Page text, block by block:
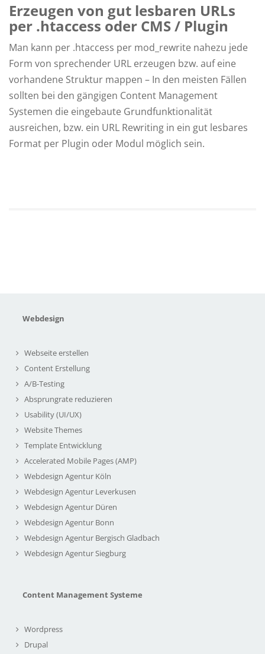
Erzeugen von gut lesbaren URLs
per .htaccess oder CMS / Plugin
Man kann per .htaccess per mod_rewrite nahezu jede
Form von sprechender URL erzeugen bzw. auf eine
vorhandene Struktur mappen – In den meisten Fällen
sollten bei den gängigen Content Management
Systemen die eingebaute Grundfunktionalität
ausreichen, bzw. ein URL Rewriting in ein gut lesbares
Format per Plugin oder Modul möglich sein.
Webdesign
Webseite erstellen
Content Erstellung
A/B-Testing
Absprungrate reduzieren
Usability (UI/UX)
Website Themes
Template Entwicklung
Accelerated Mobile Pages (AMP)
Webdesign Agentur Köln
Webdesign Agentur Leverkusen
Webdesign Agentur Düren
Webdesign Agentur Bonn
Webdesign Agentur Bergisch Gladbach
Webdesign Agentur Siegburg
Content Management Systeme
Wordpress
Drupal